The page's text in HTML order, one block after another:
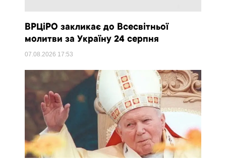
ВРЦіРО закликає до Всесвітньої
молитви за Україну 24 серпня
07.08.2026 17:53